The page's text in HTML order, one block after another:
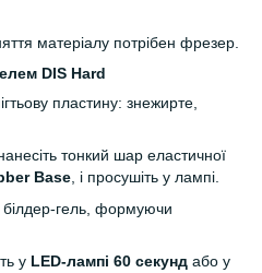
матеріалу потрібен фрезер.
DIS Hard
пластину: знежирте,
тонкий шар еластичної
Base, і просушіть у лампі.
білдер-гель, формуючи
у LED-лампі 60 секунд або у